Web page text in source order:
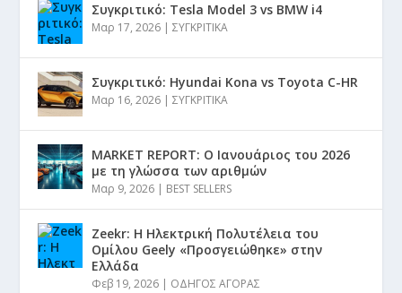
Συγκριτικό: Tesla Model 3 vs BMW i4
Μαρ 17, 2026 |ΣΥΓΚΡΙΤΙΚΑ
Συγκριτικό: Hyundai Kona vs Toyota C-HR
Μαρ 16, 2026 |ΣΥΓΚΡΙΤΙΚΑ
MARKET REPORT: Ο Ιανουάριος του 2026
με τη γλώσσα των αριθμών
Μαρ 9, 2026 | BEST SELLERS
Zeekr: Η Ηλεκτρική Πολυτέλεια του
Ομίλου Geely «Προσγειώθηκε» στην
Ελλάδα
Φεβ 19, 2026 | ΟΔΗΓΟΣ ΑΓΟΡΑΣ